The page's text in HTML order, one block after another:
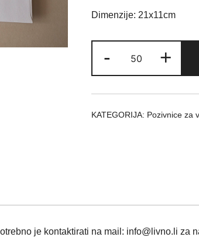
Dimenzije: 21x11cm
-
4008
količina
+
KATEGORIJA: Pozivnice za
je kontaktirati na mail: info@livno.li za